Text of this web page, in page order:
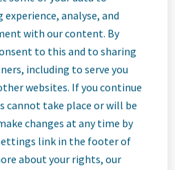
oder auf Anfrage,
analyse, and
with our content. By
to this and to sharing
including to serve you
websites. If you continue
cannot take place or will be
changes at any time by
link in the footer of
about your rights, our